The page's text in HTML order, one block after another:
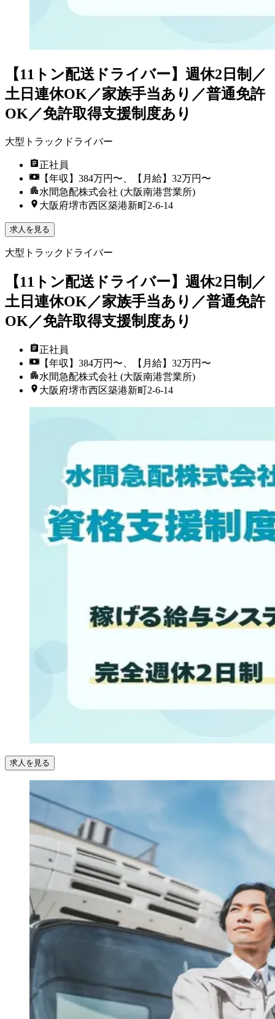
【11トン配送ドライバー】週休2日制／
土日連休OK／家族手当あり／普通免許
OK／免許取得支援制度あり
大型トラックドライバー
正社員
【年収】384万円〜、【月給】32万円〜
水間急配株式会社 (大阪南港営業所)
大阪府堺市西区築港新町2-6-14
求人を見る
大型トラックドライバー
【11トン配送ドライバー】週休2日制／
土日連休OK／家族手当あり／普通免許
OK／免許取得支援制度あり
正社員
【年収】384万円〜、【月給】32万円〜
水間急配株式会社 (大阪南港営業所)
大阪府堺市西区築港新町2-6-14
求人を見る